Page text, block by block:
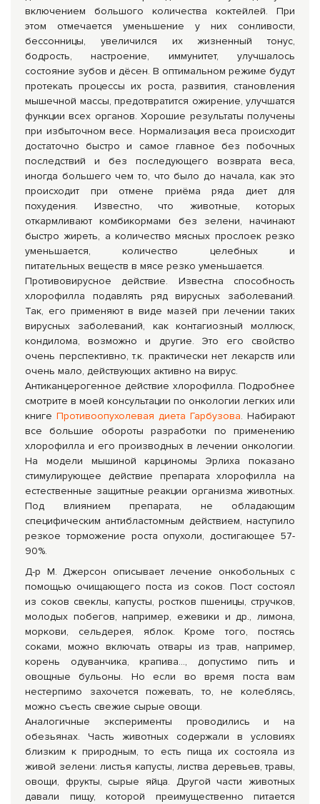
включением большого количества коктейлей. При
этом отмечается уменьшение у них сонливости,
бессонницы, увеличился их жизненный тонус,
бодрость, настроение, иммунитет, улучшалось
состояние зубов и дёсен. В оптимальном режиме будут
протекать процессы их роста, развития, становления
мышечной массы, предотвратится ожирение, улучшатся
функции всех органов. Хорошие результаты получены
при избыточном весе. Нормализация веса происходит
достаточно быстро и самое главное без побочных
последствий и без последующего возврата веса,
иногда большего чем то, что было до начала, как это
происходит при отмене приёма ряда диет для
похудения. Известно, что животные, которых
откармливают комбикормами без зелени, начинают
быстро жиреть, а количество мясных прослоек резко
уменьшается, количество целебных и
питательных веществ в мясе резко уменьшается.
Противовирусное действие. Известна способность
хлорофилла подавлять ряд вирусных заболева­ний.
Так, его применяют в виде мазей при лечении таких
вирусных заболеваний, как контагиозный моллюск,
кондилома, возможно и дру­гие. Это его свойство
очень перспективно, т.к. практически нет ле­карств или
очень мало, действующих активно на вирус.
Антиканцерогенное действие хлорофилла. Подробнее
смотрите в моей консультации по онкологии легких или
книге Противоопухолевая диета Гарбузова. Набирают
все большие обороты разработки по применению
хлорофилла и его производных в лечении онкологии.
На модели мышиной кар­циномы Эрлиха показано
стимулирующее действие препарата хлоро­филла на
естественные защитные реакции организма животных.
Под влиянием препарата, не обладающим
специфическим антибластомным действием, наступило
резкое торможение роста опухоли, достигающее 57-
90%.
Д-р М. Джерсон описывает лечение онкобольных с
помощью очищающего поста из соков. Пост состоял
из соков свеклы, капусты, ростков пшеницы, стручков,
молодых побегов, например, ежевики и др., лимона,
моркови, сельдерея, яблок. Кроме того, постясь
соками, можно включать отвары из трав, например,
корень одуванчика, крапива…, допустимо пить и
овощные бульоны. Но если во время поста вам
нестерпимо захочется пожевать, то, не колеблясь,
можно съесть свежие сырые овощи.
Аналогичные эксперименты проводились и на
обезьянах. Часть животных содержали в условиях
близким к природным, то есть пища их состояла из
живой зелени: листья капусты, листва деревьев, травы,
овощи, фрукты, сырые яйца. Другой части животных
давали пищу, которой преимущественно питается